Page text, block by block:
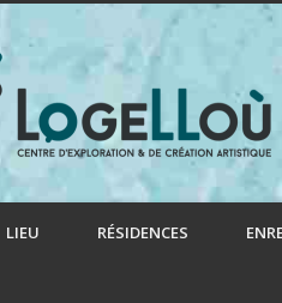
LIEU RÉSIDENCES